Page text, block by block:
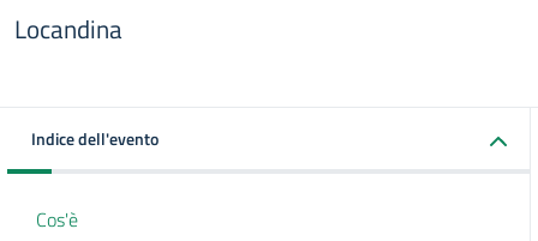
Locandina
Indice dell'evento
Cos'è